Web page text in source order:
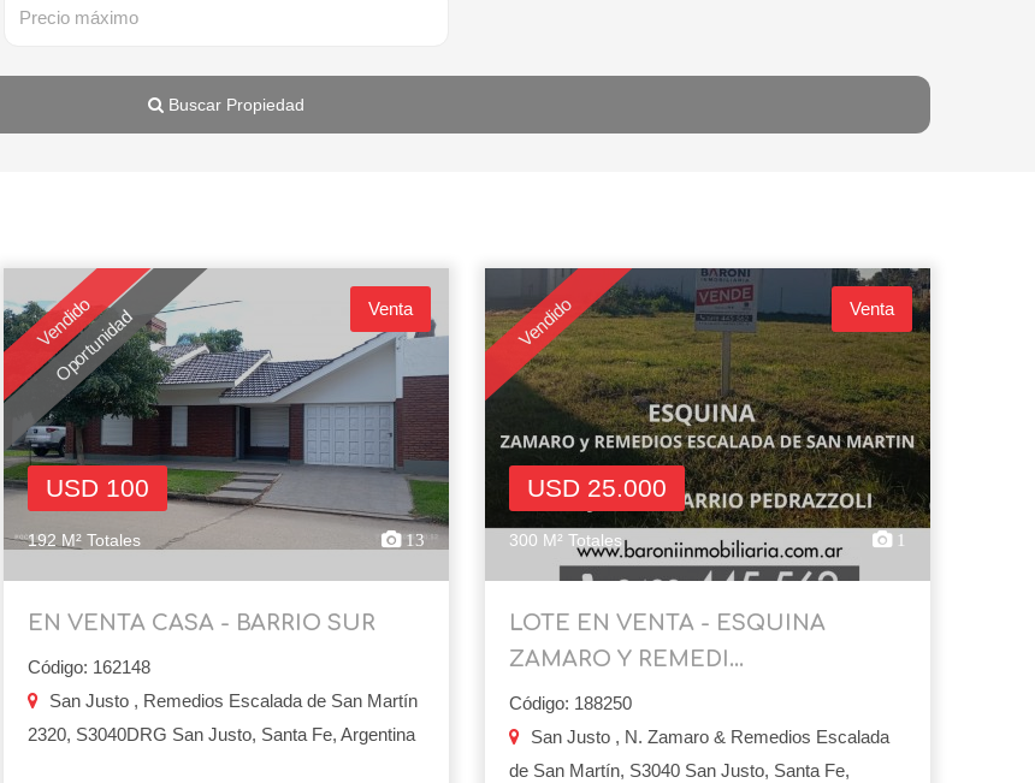
Buscar Propiedad
Vendido
Oportunidad Venta
USD 100
192 M² Totales 13
EN VENTA CASA - BARRIO SUR
Código: 162148
San Justo , Remedios Escalada de San Martín
2320, S3040DRG San Justo, Santa Fe, Argentina
Vendido Venta
USD 25.000
300 M² Totales 1
LOTE EN VENTA - ESQUINA
ZAMARO Y REMEDI...
Código: 188250
San Justo , N. Zamaro & Remedios Escalada
de San Martín, S3040 San Justo, Santa Fe,